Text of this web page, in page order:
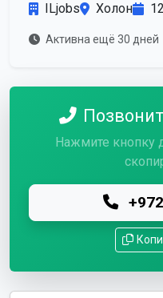
ILjobs Холон
Активна ещё 30 дней
Нажмите кнопку